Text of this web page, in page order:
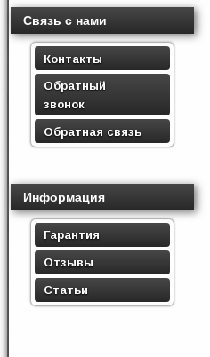
Связь с нами
Контакты
Обратный
звонок
Обратная связь
Информация
Гарантия
Отзывы
Статьи